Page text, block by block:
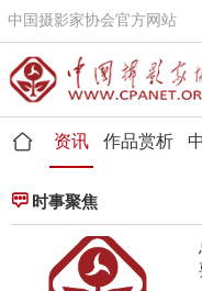
中国摄影家协会官方网站
 资讯 作品赏析
 时事聚焦